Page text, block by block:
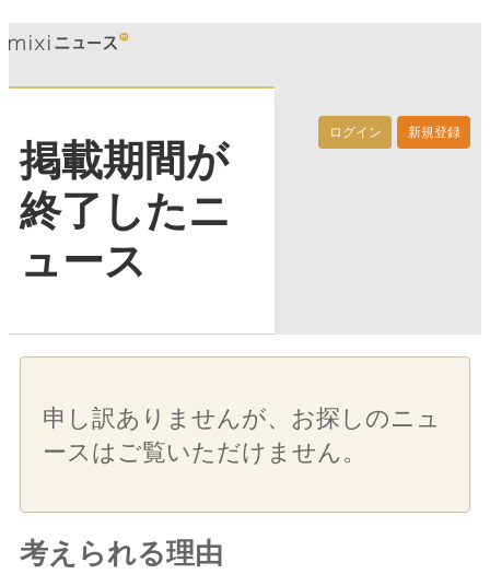
ログイン 新規登録
掲載期間が
終了したニ
ュース
申し訳ありませんが、お探しのニュ
ースはご覧いただけません。
考えられる理由